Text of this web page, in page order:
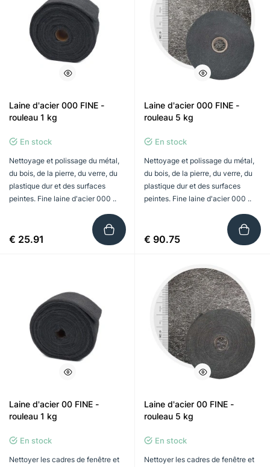
Laine d'acier 000 FINE -
rouleau 1 kg
En stock
Nettoyage et polissage du métal,
du bois, de la pierre, du verre, du
plastique dur et des surfaces
peintes. Fine laine d'acier 000 ..
€ 25.91
Laine d'acier 000 FINE -
rouleau 5 kg
En stock
Nettoyage et polissage du métal,
du bois, de la pierre, du verre, du
plastique dur et des surfaces
peintes. Fine laine d'acier 000 ..
€ 90.75
Laine d'acier 00 FINE -
rouleau 1 kg
En stock
Nettoyer les cadres de fenêtre et
Laine d'acier 00 FINE -
rouleau 5 kg
En stock
Nettoyer les cadres de fenêtre et